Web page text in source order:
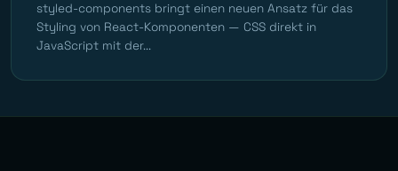
styled-components bringt einen neuen Ansatz für das
Styling von React-Komponenten — CSS direkt in
JavaScript mit der...